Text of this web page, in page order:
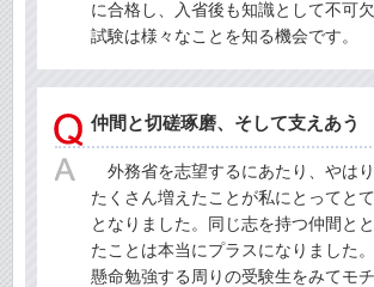
に合格し、入省後も知識として不可欠
試験は様々なことを知る機会です。
仲間と切磋琢磨、そして支えあう
外務省を志望するにあたり、やは
たくさん増えたことが私にとってと
となりました。同じ志を持つ仲間と
たことは本当にプラスになりました
懸命勉強する周りの受験生をみてモ